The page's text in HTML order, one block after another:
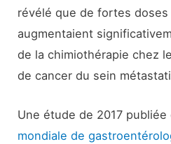
révélé que de fortes doses
augmentaient
de la chimiothérapie chez
de cancer du sein
Une étude de 2017 publiée
mondiale de